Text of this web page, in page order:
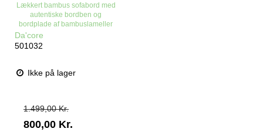
Lækkert bambus sofabord med
autentiske bordben og
bordplade af bambuslameller
Da'core
501032
Ikke på lager
1.499,00 Kr.
800,00 Kr.